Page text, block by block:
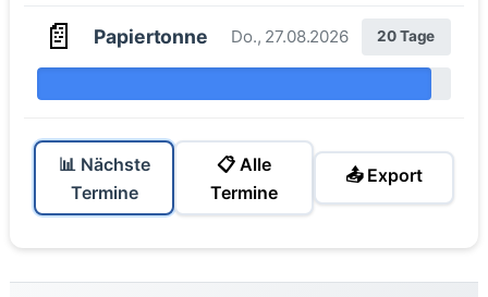
📄 Papiertonne Do., 27.08.2026 20 Tage
📊 Nächste
Termine
📋 Alle
Termine
📤 Export